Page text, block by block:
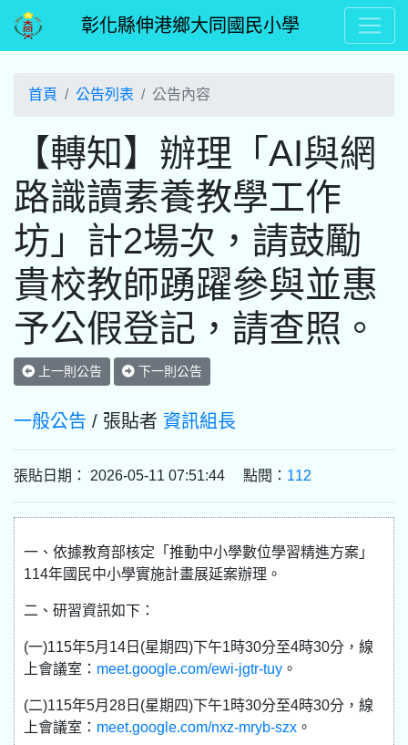
彰化縣伸港鄉大同國民小學
首頁 公告列表 公告內容
【轉知】辦理「AI與網
路識讀素養教學工作
坊」計2場次，請鼓勵
貴校教師踴躍參與並惠
予公假登記，請查照。
上一則公告 下一則公告
一般公告 / 張貼者 資訊組長
張貼日期： 2026-05-11 07:51:44 點閱： 112
一、依據教育部核定「推動中小學數位學習精進方案」
114年國民中小學實施計畫展延案辦理。
二、研習資訊如下：
(一)115年5月14日(星期四)下午1時30分至4時30分，線
上會議室： meet.google.com/ewi-jgtr-tuy 。
(二)115年5月28日(星期四)下午1時30分至4時30分，線
上會議室： meet.google.com/nxz-mryb-szx 。